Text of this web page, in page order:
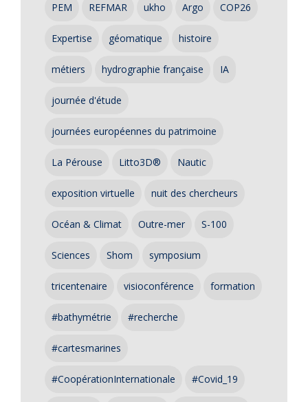
PEM REFMAR ukho Argo COP26
Expertise géomatique histoire
métiers hydrographie française IA
journée d'étude
journées européennes du patrimoine
La Pérouse Litto3D® Nautic
exposition virtuelle nuit des chercheurs
Océan & Climat Outre-mer S-100
Sciences Shom symposium
tricentenaire visioconférence formation
#bathymétrie #recherche
#cartesmarines
#CoopérationInternationale #Covid_19